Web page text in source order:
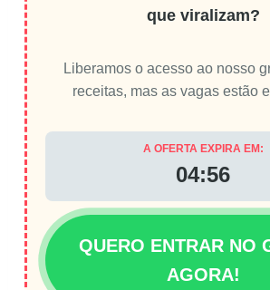
que viralizam?
Liberamos o acesso ao nosso
receitas, mas as vagas estão
A OFERTA EXPIRA EM:
04:56
QUERO ENTRAR NO
AGORA!